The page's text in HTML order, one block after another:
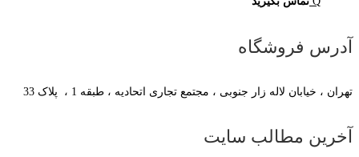
آدرس فروشگاه
تهران ، خیابان لاله زار جنوبی ، مجتمع تجاری اتحادیه ، طبقه 1 ، پلاک 33
آخرین مطالب سایت